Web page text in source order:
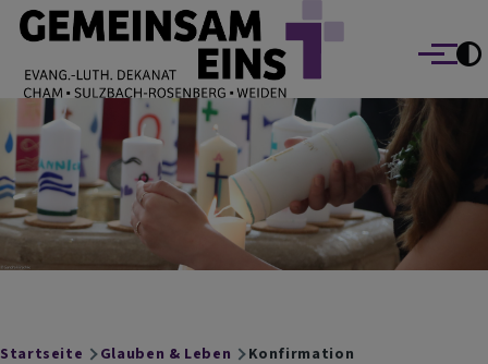
Direkt zum Inhalt
EVANG.-LUTH. DEKANAT GEMEINSAM EINS
Cham Sulzbach-Rosenberg Weiden
Menü
Startseite Glauben & Leben Konfirmation